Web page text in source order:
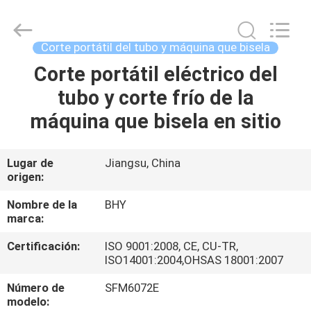
HOGAR
PRODUCTOS
SOBRE
NOSOTROS
VIAJE
DE
LA
FÁBRICA
Bohyar
Engineering
Technology(Suzhou)Co.,
Corte portátil del tubo y máquina que bisela
Corte portátil eléctrico del
tubo y corte frío de la
máquina que bisela en sitio
Lugar de
origen:
Jiangsu, China
Nombre de la
marca:
BHY
Certificación:
ISO 9001:2008, CE, CU-TR,
ISO14001:2004,OHSAS 18001:2007
Número de
modelo:
SFM6072E